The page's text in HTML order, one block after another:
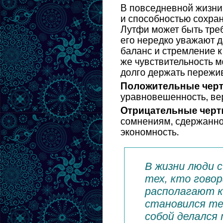
В повседневной
и способностью
Лутфи может быть
его нередко уважают
баланс и стремление
же чувствительность
долго держать
Положительные
уравновешенность,
Отрицательные
сомнениям,
экономность.
В жизни люди
тех, кто
располагают
становился
собой